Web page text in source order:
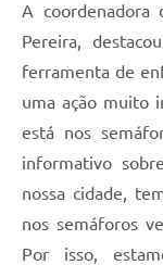
A coordenadora
Pereira,
ferramenta de
uma ação muito
está nos
informativo
nossa cidade,
nos semáforos
Por isso,